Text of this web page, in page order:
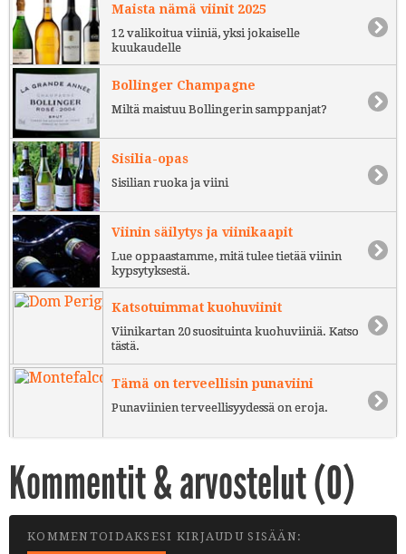
Maista nämä viinit 2025
12 valikoitua viiniä, yksi jokaiselle
kuukaudelle
Bollinger Champagne
Miltä maistuu Bollingerin samppanjat?
Sisilia-opas
Sisilian ruoka ja viini
Viinin säilytys ja viinikaapit
Lue oppaastamme, mitä tulee tietää viinin
kypsytyksestä.
Katsotuimmat kuohuviinit
Viinikartan 20 suosituinta kuohuviiniä. Katso
tästä.
Tämä on terveellisin punaviini
Punaviinien terveellisyydessä on eroja.
Kommentit & arvostelut (0)
KOMMENTOIDAKSESI KIRJAUDU SISÄÄN: